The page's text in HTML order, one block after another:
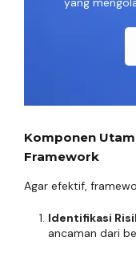
Komponen
Framework
Agar efektif,
Identifikasi
ancaman dari